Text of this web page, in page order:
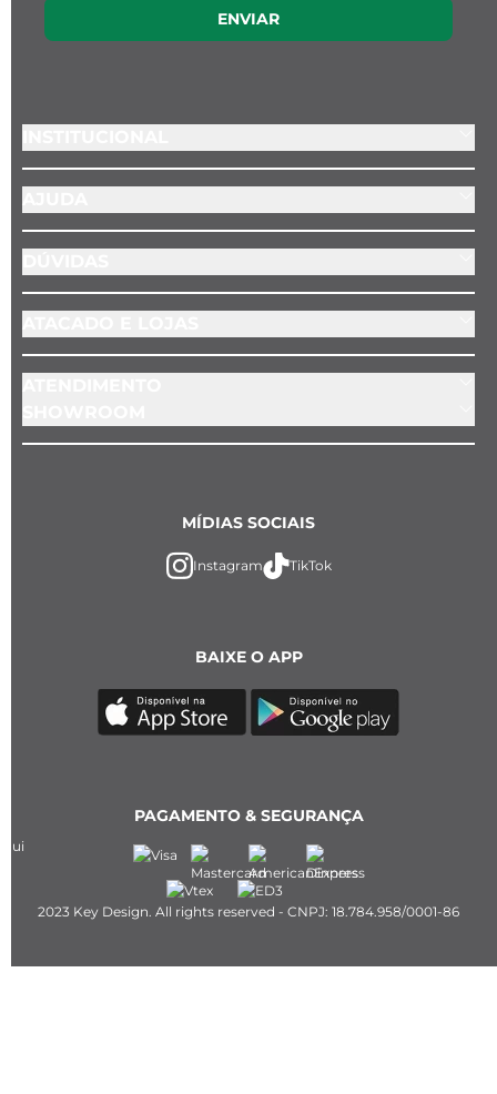
ENVIAR
BAIXE O APP
MÍDIAS SOCIAIS
Instagram TikTok
PAGAMENTO & SEGURANÇA
2023 Key Design. All rights reserved - CNPJ: 18.784.958/0001-86